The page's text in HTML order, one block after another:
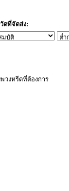
วัดที่จัดส่ง:
วงหรีดที่ต้องการ